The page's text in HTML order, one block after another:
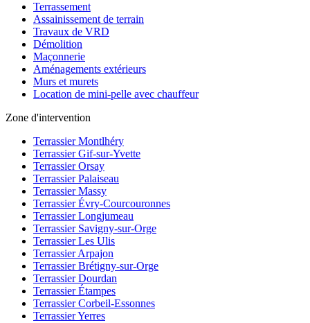
Terrassement
Assainissement de terrain
Travaux de VRD
Démolition
Maçonnerie
Aménagements extérieurs
Murs et murets
Location de mini-pelle avec chauffeur
Zone d'intervention
Terrassier Montlhéry
Terrassier Gif-sur-Yvette
Terrassier Orsay
Terrassier Palaiseau
Terrassier Massy
Terrassier Évry-Courcouronnes
Terrassier Longjumeau
Terrassier Savigny-sur-Orge
Terrassier Les Ulis
Terrassier Arpajon
Terrassier Brétigny-sur-Orge
Terrassier Dourdan
Terrassier Étampes
Terrassier Corbeil-Essonnes
Terrassier Yerres